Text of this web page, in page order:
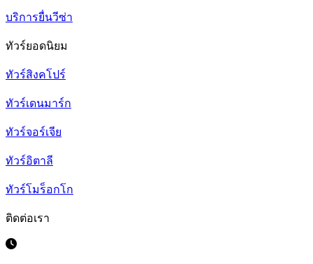
บริการยื่นวีซ่า
ทัวร์ยอดนิยม
ทัวร์สิงคโปร์
ทัวร์เดนมาร์ก
ทัวร์จอร์เจีย
ทัวร์อิตาลี
ทัวร์โมร็อกโก
ติดต่อเรา